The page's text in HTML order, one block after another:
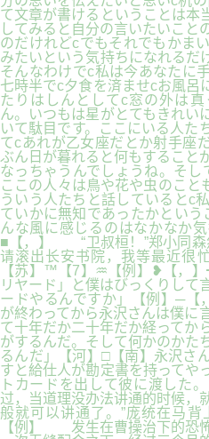
て文章が書けるということは本
してみると自分の言いたいこ
のだけれどcでもそれでもかま
みたいという気持ちになれるだ
そんなわけでc私は今あなたに
七時半でc夕食を済ませcお風呂
たりはしんとしてc窓の外は
ん。いつもは星がとてもきれい
いて駄目です。ここにいる人た
てcあれが乙女座だとか射手座
ぶん日が暮れると何もすること
なっちゃうんでしょうね。そ
ここの人々は鳥や花や虫のこと
ういう人たちと話しているとc
ていかに無知であったかとい
んな風に感じるのはなかなか
■【，】 “卫叔桓！”郑小同森
请滚出长安书院，我等最近很
【苏】™【7】♒【例】❥【，
リヤード」と僕はびっくりして
ードやるんですか」【例】─【
が終わってから永沢さんは僕に
て十年だか二十年だか経ってか
がするんだ。そして何かのかた
るんだ」【河】□【南】永沢さ
すと給仕人が勘定書を持ってや
トカードを出して彼に渡し
过，当道理没办法讲通的时候，
般就可以讲通了。”庞统在马背
【例】 发生在曹操治下的恐